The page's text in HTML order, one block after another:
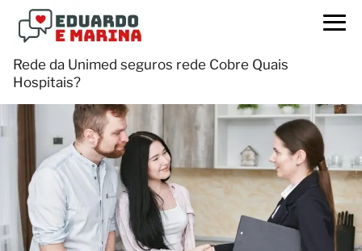
Rede da Unimed seguros rede Cobre Quais
Hospitais?